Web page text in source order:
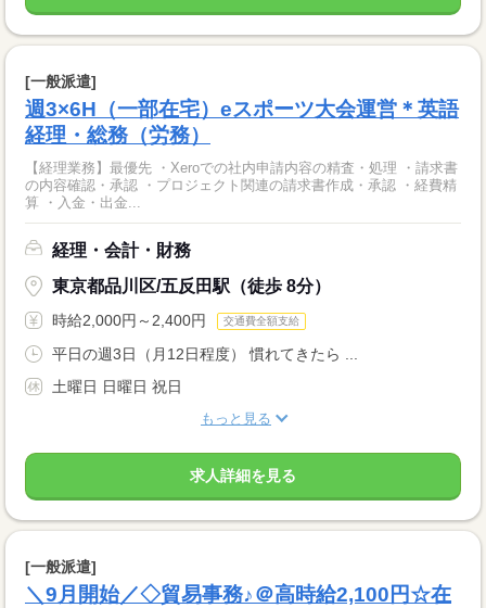
[一般派遣]
週3×6H（一部在宅）eスポーツ大会運営＊英語
経理・総務（労務）
【経理業務】最優先 ・Xeroでの社内申請内容の精査・処理 ・請求書
の内容確認・承認 ・プロジェクト関連の請求書作成・承認 ・経費精
算 ・入金・出金...
経理・会計・財務
東京都品川区/五反田駅（徒歩 8分）
時給2,000円～2,400円 交通費全額支給
平日の週3日（月12日程度） 慣れてきたら ...
土曜日 日曜日 祝日
もっと見る
求人詳細を見る
[一般派遣]
＼9月開始／◇貿易事務♪＠高時給2,100円☆在